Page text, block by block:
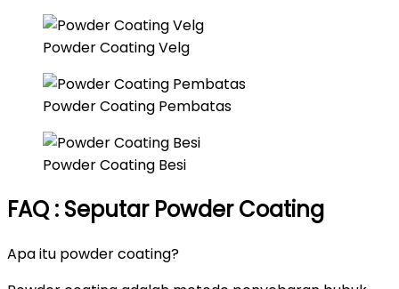
Powder Coating Velg
Powder Coating Pembatas
Powder Coating Besi
FAQ : Seputar Powder Coating
Apa itu powder coating?